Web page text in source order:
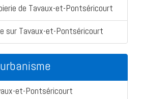
de Tavaux-et-Pontséricourt
sur Tavaux-et-Pontséricourt
et-Pontséricourt